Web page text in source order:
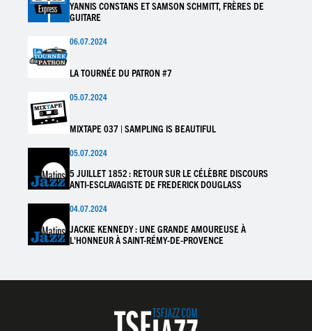
YANNIS CONSTANS ET SAMSON SCHMITT, FRÈRES DE
GUITARE
06.07.2024
LA TOURNÉE DU PATRON #7
05.07.2024
MIXTAPE 037 | SAMPLING IS BEAUTIFUL
05.07.2024
5 JUILLET 1852 : RETOUR SUR LE CÉLÈBRE DISCOURS
ANTI-ESCLAVAGISTE DE FREDERICK DOUGLASS
04.07.2024
JACKIE KENNEDY : UNE GRANDE AMOUREUSE À
L'HONNEUR À SAINT-RÉMY-DE-PROVENCE